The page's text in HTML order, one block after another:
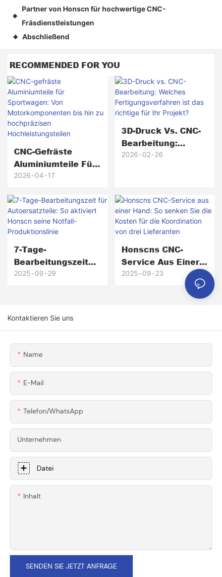
◆
Partner von Honscn für hochwertige CNC-
Fräsdienstleistungen
◆ Abschließend
RECOMMENDED FOR YOU
CNC-Gefräste
Aluminiumteile Für
Sportwagen: Von
Bis Hin Zu
Hochpräzisen
Hochleistungsteile
2026 04 17
3D-Druck Vs. CNC-
Bearbeitung:
Welches
Für Ihr Projekt?
2026 02 26
7-Tage-
Bearbeitungszeit
Für Autoersatzteile:
Produktionslinie
2025 09 29
Honscns CNC-
Service Aus Einer
Hand: So Senken
Sie Die Kosten Für
Die Koordination
2025 09 23
Kontaktieren Sie uns
Name
E-Mail
Telefon/WhatsApp
Unternehmen
Datei
Inhalt
SENDEN SIE JETZT ANFRAGE